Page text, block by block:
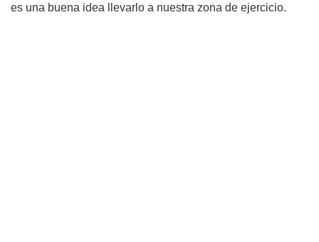
es una buena idea llevarlo a nuestra zona de ejercicio.